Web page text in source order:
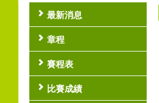
最新消息
章程
賽程表
比賽成績